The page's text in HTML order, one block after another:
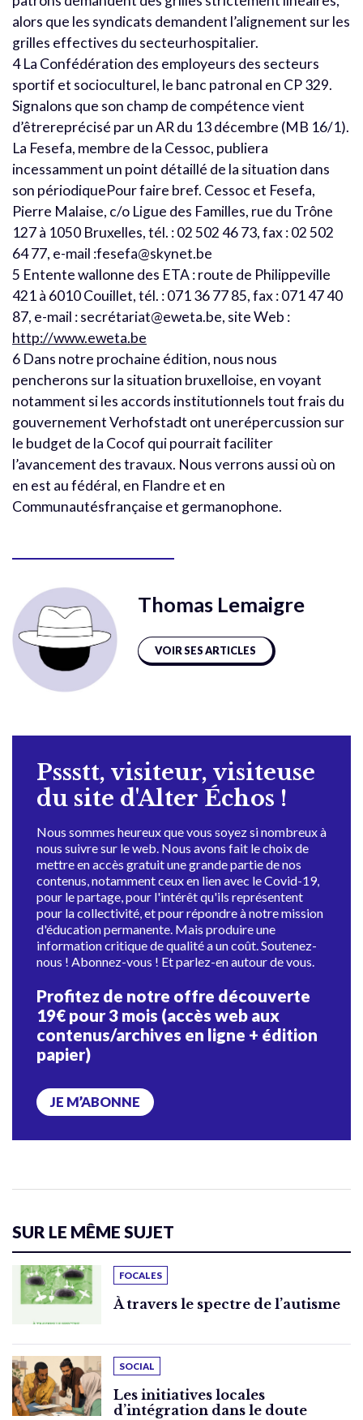
alors que les syndicats demandent l’alignement sur les
grilles effectives du secteurhospitalier.
4 La Confédération des employeurs des secteurs
sportif et socioculturel, le banc patronal en CP 329.
Signalons que son champ de compétence vient
d’êtrereprécisé par un AR du 13 décembre (MB 16/1).
La Fesefa, membre de la Cessoc, publiera
incessamment un point détaillé de la situation dans
son périodiquePour faire bref. Cessoc et Fesefa,
Pierre Malaise, c/o Ligue des Familles, rue du Trône
127 à 1050 Bruxelles, tél. : 02 502 46 73, fax : 02 502
64 77, e-mail :fesefa@skynet.be
5 Entente wallonne des ETA : route de Philippeville
421 à 6010 Couillet, tél. : 071 36 77 85, fax : 071 47 40
87, e-mail : secrétariat@eweta.be, site Web :
http://www.eweta.be
6 Dans notre prochaine édition, nous nous
pencherons sur la situation bruxelloise, en voyant
notamment si les accords institutionnels tout frais du
gouvernement Verhofstadt ont unerépercussion sur
le budget de la Cocof qui pourrait faciliter
l’avancement des travaux. Nous verrons aussi où on
en est au fédéral, en Flandre et en
Communautésfrançaise et germanophone.
Thomas Lemaigre
VOIR SES ARTICLES
Pssstt, visiteur, visiteuse
du site d'Alter Échos !
Nous sommes heureux que vous soyez si nombreux à
nous suivre sur le web. Nous avons fait le choix de
mettre en accès gratuit une grande partie de nos
contenus, notamment ceux en lien avec le Covid-19,
pour le partage, pour l'intérêt qu'ils représentent
pour la collectivité, et pour répondre à notre mission
d'éducation permanente. Mais produire une
information critique de qualité a un coût. Soutenez-
nous ! Abonnez-vous ! Et parlez-en autour de vous.
Profitez de notre offre découverte
19€ pour 3 mois (accès web aux
contenus/archives en ligne + édition
papier)
JE M’ABONNE
SUR LE MÊME SUJET
FOCALES
À travers le spectre de l’autisme
SOCIAL
Les initiatives locales
d’intégration dans le doute